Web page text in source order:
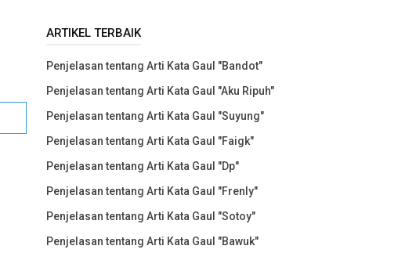
ARTIKEL TERBAIK
Penjelasan tentang Arti Kata Gaul "Bandot"
Penjelasan tentang Arti Kata Gaul "Aku Ripuh"
Penjelasan tentang Arti Kata Gaul "Suyung"
Penjelasan tentang Arti Kata Gaul "Faigk"
Penjelasan tentang Arti Kata Gaul "Dp"
Penjelasan tentang Arti Kata Gaul "Frenly"
Penjelasan tentang Arti Kata Gaul "Sotoy"
Penjelasan tentang Arti Kata Gaul "Bawuk"